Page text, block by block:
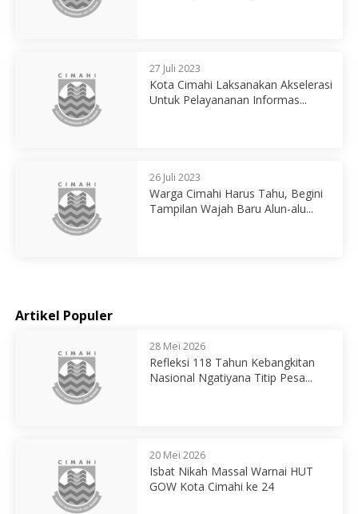
27 Juli 2023
Kota Cimahi Laksanakan Akselerasi
Untuk Pelayananan Informas...
26 Juli 2023
Warga Cimahi Harus Tahu, Begini
Tampilan Wajah Baru Alun-alu...
Artikel Populer
28 Mei 2026
Refleksi 118 Tahun Kebangkitan
Nasional Ngatiyana Titip Pesa...
20 Mei 2026
Isbat Nikah Massal Warnai HUT
GOW Kota Cimahi ke 24